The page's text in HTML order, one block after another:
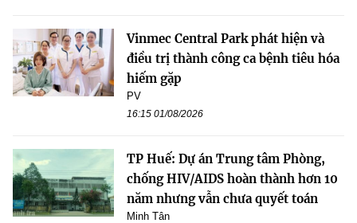
Vinmec Central Park phát hiện và
điều trị thành công ca bệnh tiêu hóa
hiếm gặp
PV
16:15 01/08/2026
TP Huế: Dự án Trung tâm Phòng,
chống HIV/AIDS hoàn thành hơn 10
năm nhưng vẫn chưa quyết toán
Minh Tân